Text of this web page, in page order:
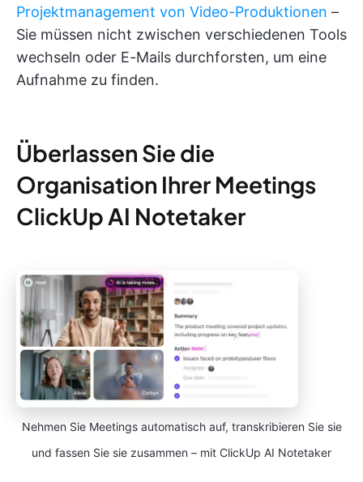
Projektmanagement von Video-Produktionen –
Sie müssen nicht zwischen verschiedenen Tools
wechseln oder E-Mails durchforsten, um eine
Aufnahme zu finden.
Überlassen Sie die
Organisation Ihrer Meetings
ClickUp AI Notetaker
Nehmen Sie Meetings automatisch auf, transkribieren Sie sie
und fassen Sie sie zusammen – mit ClickUp AI Notetaker